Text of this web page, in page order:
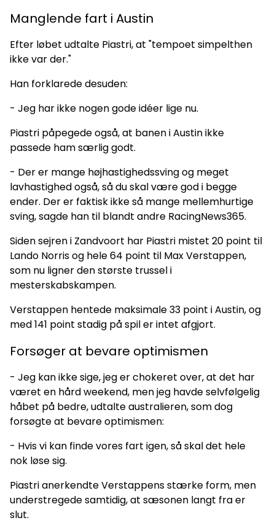
Manglende fart i Austin
Efter løbet udtalte Piastri, at "tempoet simpelthen
ikke var der."
Han forklarede desuden:
- Jeg har ikke nogen gode idéer lige nu.
Piastri påpegede også, at banen i Austin ikke
passede ham særlig godt.
- Der er mange højhastighedssving og meget
lavhastighed også, så du skal være god i begge
ender. Der er faktisk ikke så mange mellemhurtige
sving, sagde han til blandt andre RacingNews365.
Siden sejren i Zandvoort har Piastri mistet 20 point til
Lando Norris og hele 64 point til Max Verstappen,
som nu ligner den største trussel i
mesterskabskampen.
Verstappen hentede maksimale 33 point i Austin, og
med 141 point stadig på spil er intet afgjort.
Forsøger at bevare optimismen
- Jeg kan ikke sige, jeg er chokeret over, at det har
været en hård weekend, men jeg havde selvfølgelig
håbet på bedre, udtalte australieren, som dog
forsøgte at bevare optimismen:
- Hvis vi kan finde vores fart igen, så skal det hele
nok løse sig.
Piastri anerkendte Verstappens stærke form, men
understregede samtidig, at sæsonen langt fra er
slut.